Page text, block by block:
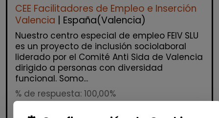
CEE Facilitadores de Empleo e Inserción
Valencia | España(Valencia)
Nuestro centro especial de empleo FEIV SLU
es un proyecto de inclusión sociolaboral
liderado por el Comité Anti Sida de Valencia
dirigido a personas con diversidad
funcional. Somo...
% de respuesta: 100,00%